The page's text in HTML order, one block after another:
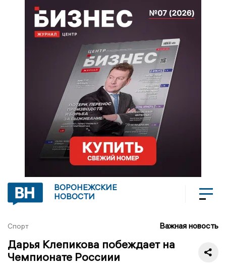
ВОРОНЕЖСКИЕ
НОВОСТИ
Спорт Важная новость
Дарья Клепикова побеждает на
Чемпионате Россиии